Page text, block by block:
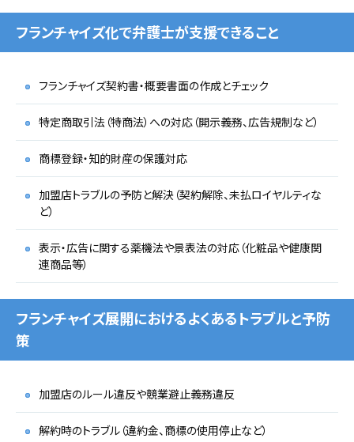
フランチャイズ化で弁護士が支援できること
フランチャイズ契約書・概要書面の作成とチェック
特定商取引法（特商法）への対応（開示義務、広告規制など）
商標登録・知的財産の保護対応
加盟店トラブルの予防と解決（契約解除、未払ロイヤルティな
ど）
表示・広告に関する薬機法や景表法の対応（化粧品や健康関
連商品等）
フランチャイズ展開におけるよくあるトラブルと予防
策
加盟店のルール違反や競業避止義務違反
解約時のトラブル（違約金、商標の使用停止など）